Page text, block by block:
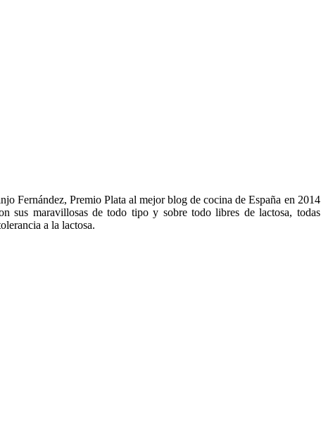
Fernández, Premio Plata al mejor blog de cocina de España en 2014
sus maravillosas de todo tipo y sobre todo libres de lactosa, todas
a la lactosa.